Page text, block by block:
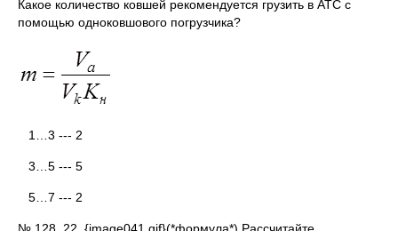
Какое количество ковшей рекомендуется грузить в АТС с
помощью одноковшового погрузчика?
1…3 --- 2
3…5 --- 5
5…7 --- 2